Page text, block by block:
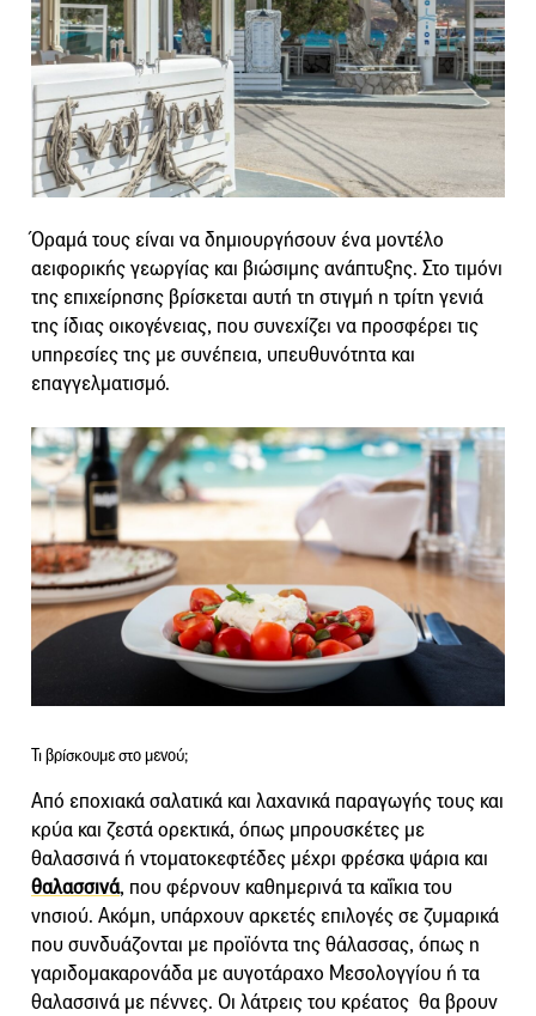
Όραμά τους είναι να δημιουργήσουν ένα μοντέλο
αειφορικής γεωργίας και βιώσιμης ανάπτυξης. Στο τιμόνι
της επιχείρησης βρίσκεται αυτή τη στιγμή η τρίτη γενιά
της ίδιας οικογένειας, που συνεχίζει να προσφέρει τις
υπηρεσίες της με συνέπεια, υπευθυνότητα και
επαγγελματισμό.
Τι βρίσκουμε στο μενού;
Από εποχιακά σαλατικά και λαχανικά παραγωγής τους και
κρύα και ζεστά ορεκτικά, όπως μπρουσκέτες με
θαλασσινά ή ντοματοκεφτέδες μέχρι φρέσκα ψάρια και
θαλασσινά, που φέρνουν καθημερινά τα καΐκια του
νησιού. Ακόμη, υπάρχουν αρκετές επιλογές σε ζυμαρικά
που συνδυάζονται με προϊόντα της θάλασσας, όπως η
γαριδομακαρονάδα με αυγοτάραχο Μεσολογγίου ή τα
θαλασσινά με πέννες. Οι λάτρεις του κρέατος θα βρουν